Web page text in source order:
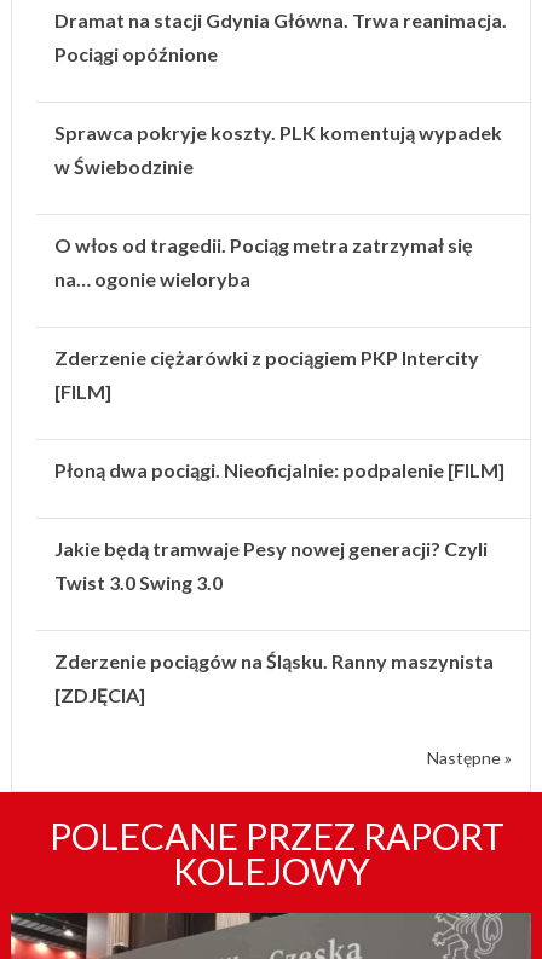
Dramat na stacji Gdynia Główna. Trwa reanimacja.
Pociągi opóźnione
Sprawca pokryje koszty. PLK komentują wypadek
w Świebodzinie
O włos od tragedii. Pociąg metra zatrzymał się
na… ogonie wieloryba
Zderzenie ciężarówki z pociągiem PKP Intercity
[FILM]
Płoną dwa pociągi. Nieoficjalnie: podpalenie [FILM]
Jakie będą tramwaje Pesy nowej generacji? Czyli
Twist 3.0 Swing 3.0
Zderzenie pociągów na Śląsku. Ranny maszynista
[ZDJĘCIA]
Następne »
POLECANE PRZEZ RAPORT
KOLEJOWY